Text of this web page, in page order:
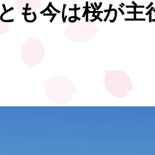
も今は桜が主